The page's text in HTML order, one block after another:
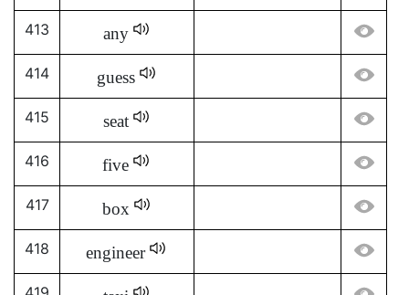
413 any
414 guess
415 seat
416 five
417 box
418 engineer